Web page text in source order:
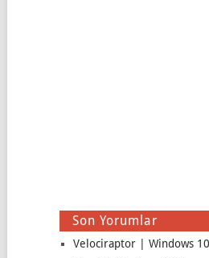
Son Yorumlar
Velociraptor | Windows